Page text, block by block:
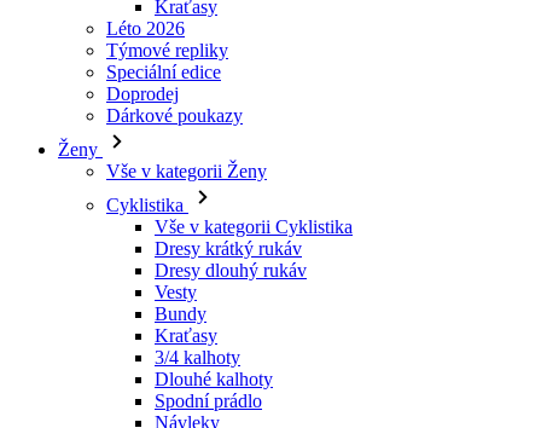
Dárkové poukazy
Ženy
Vše v kategorii Ženy
Cyklistika
Vše v kategorii Cyklistika
Dresy dlouhý rukáv
Vesty
Bundy
Kraťasy
3/4 kalhoty
Dlouhé kalhoty
Spodní prádlo
Návleky
Čepice
Rukavice
Ponožky
Doplňky